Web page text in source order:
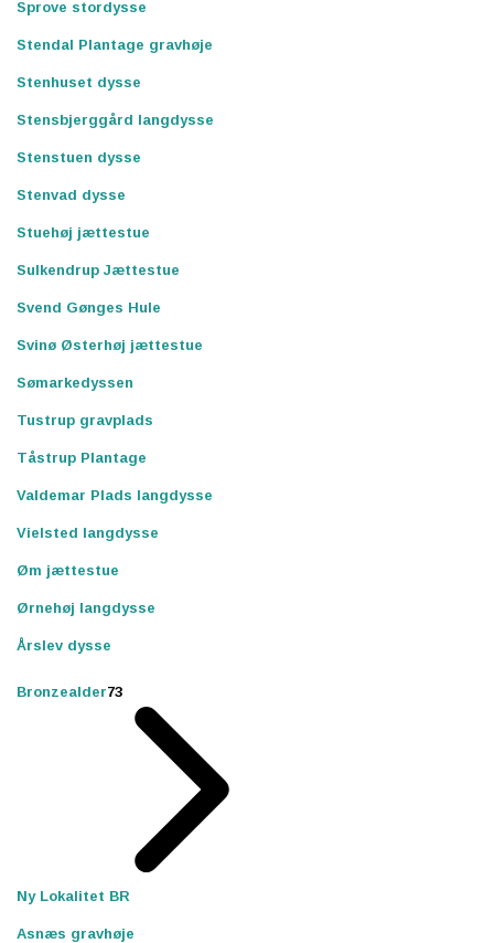
Sprove stordysse
Stendal Plantage gravhøje
Stenhuset dysse
Stensbjerggård langdysse
Stenstuen dysse
Stenvad dysse
Stuehøj jættestue
Sulkendrup Jættestue
Svend Gønges Hule
Svinø Østerhøj jættestue
Sømarkedyssen
Tustrup gravplads
Tåstrup Plantage
Valdemar Plads langdysse
Vielsted langdysse
Øm jættestue
Ørnehøj langdysse
Årslev dysse
Bronzealder73
Ny Lokalitet BR
Asnæs gravhøje